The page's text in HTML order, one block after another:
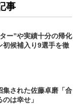
事
ー”や実績十分の帰化
候補入り9選手を徹
集された佐藤卓磨「合
は幸せ」